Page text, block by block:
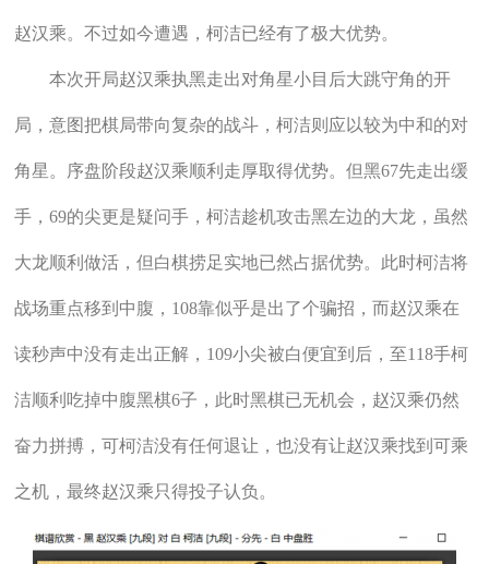
赵汉乘。不过如今遭遇，柯洁已经有了极大优势。
本次开局赵汉乘执黑走出对角星小目后大跳守角的开
局，意图把棋局带向复杂的战斗，柯洁则应以较为中和的对
角星。序盘阶段赵汉乘顺利走厚取得优势。但黑67先走出缓
手，69的尖更是疑问手，柯洁趁机攻击黑左边的大龙，虽然
大龙顺利做活，但白棋捞足实地已然占据优势。此时柯洁将
战场重点移到中腹，108靠似乎是出了个骗招，而赵汉乘在
读秒声中没有走出正解，109小尖被白便宜到后，至118手柯
洁顺利吃掉中腹黑棋6子，此时黑棋已无机会，赵汉乘仍然
奋力拼搏，可柯洁没有任何退让，也没有让赵汉乘找到可乘
之机，最终赵汉乘只得投子认负。